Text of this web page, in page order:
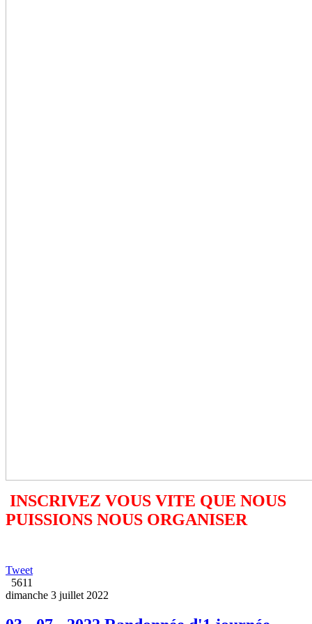
INSCRIVEZ VOUS VITE QUE NOUS
PUISSIONS NOUS ORGANISER
Tweet
5611
dimanche 3 juillet 2022